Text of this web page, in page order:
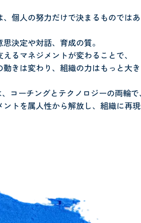
、個人の努力だけで決まるものではあ
思決定や対話、育成の質。
えるマネジメントが変わることで、
動きは変わり、組織の力はもっと大き
コーチングとテクノロジーの両輪で、
ントを属人性から解放し、組織に再現